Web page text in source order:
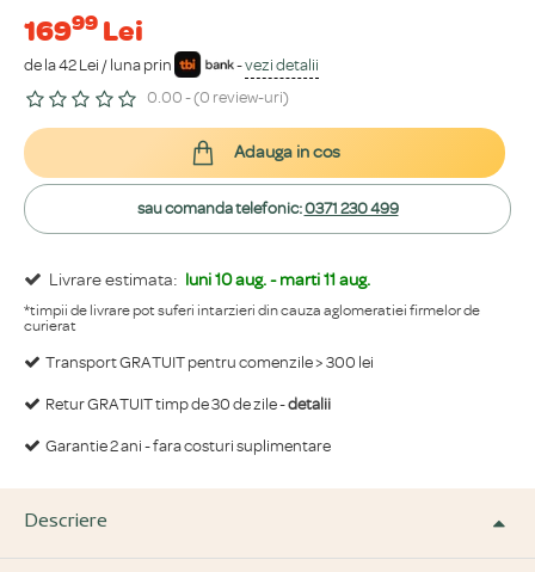
16999 Lei
de la 42 Lei / luna prin -vezi detalii
0.00 - (0 review-uri)
Livrare estimata: luni 10 aug. - marti 11 aug.
*timpii de livrare pot suferi intarzieri din cauza aglomeratiei firmelor de
curierat
Transport GRATUIT pentru comenzile > 300 lei
Retur GRATUIT timp de 30 de zile -detalii
Garantie 2 ani - fara costuri suplimentare
Adauga in cos
sau comanda telefonic:0371 230 499
Descriere